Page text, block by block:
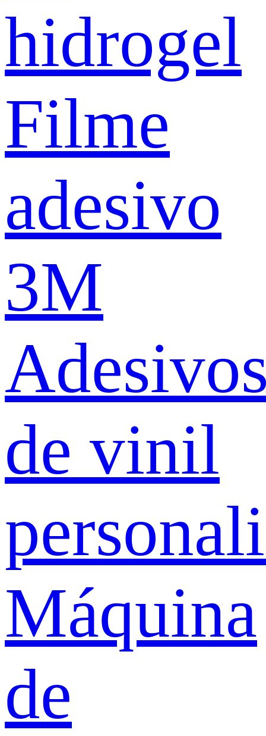
hidrogel
Filme
adesivo
3M
de vinil
Máquina
de